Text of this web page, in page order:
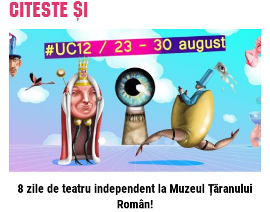
Citeste și
8 zile de teatru independent la Muzeul Țăranului
Român!